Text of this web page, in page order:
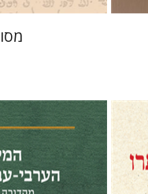
מנחם מילסון